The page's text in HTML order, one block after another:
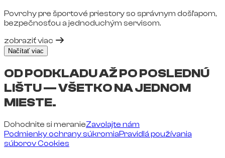
Povrchy pre športové priestory so správnym došľapom,
bezpečnosťou a jednoduchým servisom.
zobraziť viac
Načítať viac
OD PODKLADU AŽ PO POSLEDNÚ
LIŠTU — VŠETKO NA JEDNOM
MIESTE.
Dohodnite si meranieZavolajte nám
Podmienky ochrany súkromiaPravidlá používania
súborov Cookies